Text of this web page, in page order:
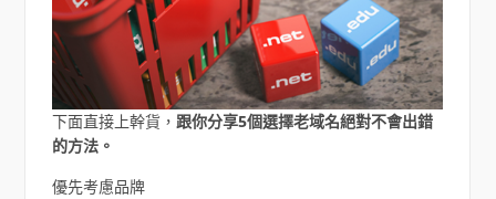
下面直接上幹貨， 跟你分享5個選擇老域名絕對不會出錯
的方法。
優先考慮品牌